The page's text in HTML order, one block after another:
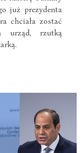
już prezydenta
chciała zostać
urząd, rzutką